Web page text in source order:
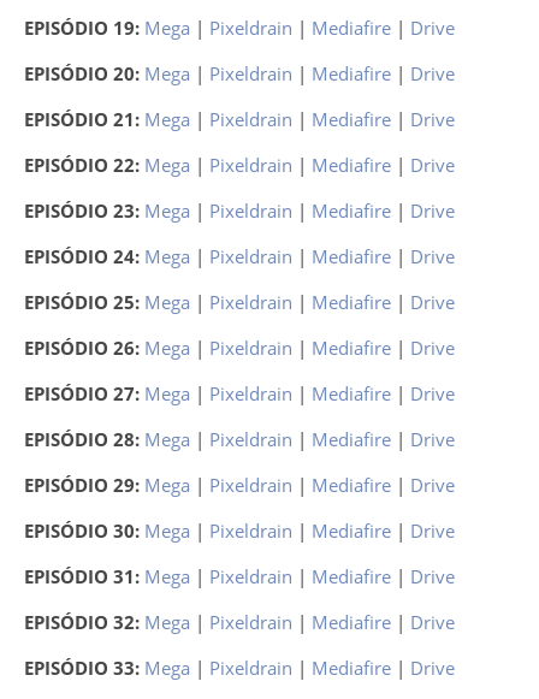
EPISÓDIO 19: Mega | Pixeldrain | Mediafire | Drive
EPISÓDIO 20: Mega | Pixeldrain | Mediafire | Drive
EPISÓDIO 21: Mega | Pixeldrain | Mediafire | Drive
EPISÓDIO 22: Mega | Pixeldrain | Mediafire | Drive
EPISÓDIO 23: Mega | Pixeldrain | Mediafire | Drive
EPISÓDIO 24: Mega | Pixeldrain | Mediafire | Drive
EPISÓDIO 25: Mega | Pixeldrain | Mediafire | Drive
EPISÓDIO 26: Mega | Pixeldrain | Mediafire | Drive
EPISÓDIO 27: Mega | Pixeldrain | Mediafire | Drive
EPISÓDIO 28: Mega | Pixeldrain | Mediafire | Drive
EPISÓDIO 29: Mega | Pixeldrain | Mediafire | Drive
EPISÓDIO 30: Mega | Pixeldrain | Mediafire | Drive
EPISÓDIO 31: Mega | Pixeldrain | Mediafire | Drive
EPISÓDIO 32: Mega | Pixeldrain | Mediafire | Drive
EPISÓDIO 33: Mega | Pixeldrain | Mediafire | Drive